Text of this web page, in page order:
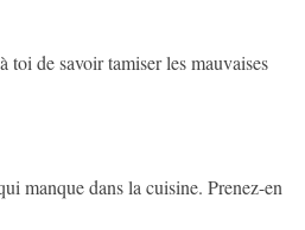
toi de savoir tamiser les mauvaises
manque dans la cuisine. Prenez-en